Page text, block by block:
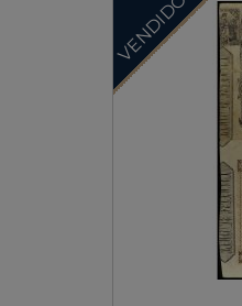
VENDIDO